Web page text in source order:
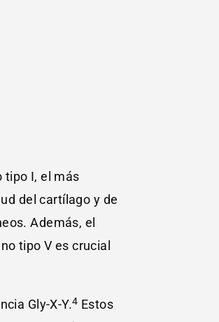
tipo I, el más
del cartílago y de
Además, el
tipo V es crucial
Gly-X-Y.4 Estos